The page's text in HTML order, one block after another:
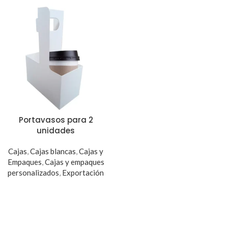
Portavasos para 2
unidades
Cajas,Cajas blancas,Cajas y
Empaques,Cajas y empaques
personalizados, Exportación